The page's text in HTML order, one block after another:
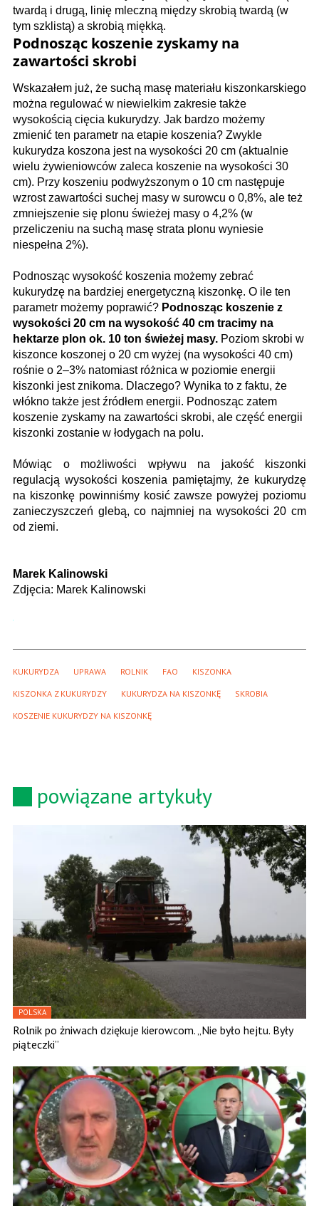
twardą i drugą, linię mleczną między skrobią twardą (w
tym szklistą) a skrobią miękką.
Podnosząc koszenie zyskamy na
zawartości skrobi
Wskazałem już, że suchą masę materiału kiszonkarskiego
można regulować w niewielkim zakresie także
wysokością cięcia kukurydzy. Jak bardzo możemy
zmienić ten parametr na etapie koszenia? Zwykle
kukurydza koszona jest na wysokości 20 cm (aktualnie
wielu żywieniowców zaleca koszenie na wysokości 30
cm). Przy koszeniu podwyższonym o 10 cm następuje
wzrost zawartości suchej masy w surowcu o 0,8%, ale też
zmniejszenie się plonu świeżej masy o 4,2% (w
przeliczeniu na suchą masę strata plonu wyniesie
niespełna 2%).
Podnosząc wysokość koszenia możemy zebrać
kukurydzę na bardziej energetyczną kiszonkę. O ile ten
parametr możemy poprawić? Podnosząc koszenie z
wysokości 20 cm na wysokość 40 cm tracimy na
hektarze plon ok. 10 ton świeżej masy. Poziom skrobi w
kiszonce koszonej o 20 cm wyżej (na wysokości 40 cm)
rośnie o 2–3% natomiast różnica w poziomie energii
kiszonki jest znikoma. Dlaczego? Wynika to z faktu, że
włókno także jest źródłem energii. Podnosząc zatem
koszenie zyskamy na zawartości skrobi, ale część energii
kiszonki zostanie w łodygach na polu.
Mówiąc o możliwości wpływu na jakość kiszonki
regulacją wysokości koszenia pamiętajmy, że kukurydzę
na kiszonkę powinniśmy kosić zawsze powyżej poziomu
zanieczyszczeń glebą, co najmniej na wysokości 20 cm
od ziemi.
Marek Kalinowski
Zdjęcia: Marek Kalinowski
KUKURYDZA UPRAWA ROLNIK FAO KISZONKA
KISZONKA Z KUKURYDZY KUKURYDZA NA KISZONKĘ SKROBIA
KOSZENIE KUKURYDZY NA KISZONKĘ
powiązane artykuły
POLSKA
Rolnik po żniwach dziękuje kierowcom. „Nie było hejtu. Były
piąteczki”